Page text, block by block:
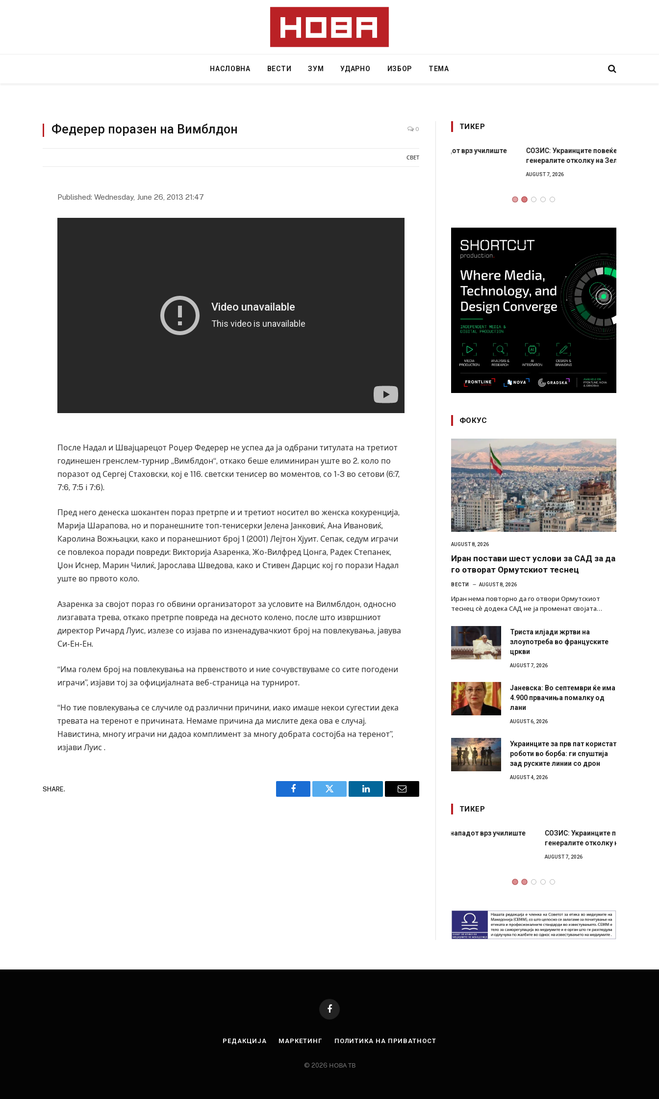
НАСЛОВНА ВЕСТИ ЗУМ УДАРНО ИЗБОР ТЕМА
Федерер поразен на Вимблдон 0
СВЕТ
Published: Wednesday, June 26, 2013 21:47
После Надал и Швајцарецот Роџер Федерер не успеа да ја одбрани титулата на третиот
годинешен гренслем-турнир „Вимблдон“, откако беше елиминиран уште во 2. коло по
поразот од Сергеј Стаховски, кој е 116. светски тенисер во моментов, со 1-3 во сетови (6:7,
7:6, 7:5 i 7:6).
Пред него денеска шокантен пораз претрпе и и третиот носител во женска кокуренција,
Марија Шарапова, но и поранешните топ-тенисерки Јелена Јанковиќ, Ана Ивановиќ,
Каролина Вожњацки, како и поранешниот број 1 (2001) Лејтон Хјуит. Сепак, седум играчи
се повлекоа поради повреди: Викторија Азаренка, Жо-Вилфред Цонга, Радек Степанек,
Џон Иснер, Марин Чилиќ, Јарослава Шведова, како и Стивен Дарцис кој го порази Надал
уште во првото коло.
Азаренка за својот пораз го обвини организаторот за условите на Вилмблдон, односно
лизгавата трева, откако претрпе повреда на десното колено, после што извршниот
директор Ричард Луис, излезе со изјава по изненадувачкиот број на повлекувања, јавува
Си-Ен-Ен.
“Има голем број на повлекувања на првенството и ние сочувствуваме со сите погодени
играчи”, изјави тој за официјалната веб-страница на турнирот.
“Но тие повлекувања се случиле од различни причини, иако имаше некои сугестии дека
тревата на теренот е причината. Немаме причина да мислите дека ова е случај.
Навистина, многу играчи ни дадоа комплимент за многу добрата состојба на теренот”,
изјави Луис .
SHARE.
Facebook Twitter LinkedIn Email
ТИКЕР
СОЗИС: Украинците повеќе им веруваат на
генералите отколку на Зеленски
ФОКУС
AUGUST 8, 2026
Иран постави шест услови за САД за да
го отворат Ормутскиот теснец
ВЕСТИ AUGUST 8, 2026
Иран нема повторно да го отвори Ормутскиот
теснец сè додека САД не ја променат својата…
Триста илјади жртви на
злоупотреба во француските
цркви
AUGUST 7, 2026
Јаневска: Во септември ќе има
4.900 првачиња помалку од
лани
AUGUST 6, 2026
Украинците за прв пат користат
роботи во борба: ги спуштија
зад руските линии со дрон
AUGUST 4, 2026
ТИКЕР
СОЗИС: Украинците повеќе им веруваат на
генералите отколку на Зеленски
Facebook
РЕДАКЦИЈА МАРКЕТИНГ ПОЛИТИКА НА ПРИВАТНОСТ
© 2026 НОВА ТВ